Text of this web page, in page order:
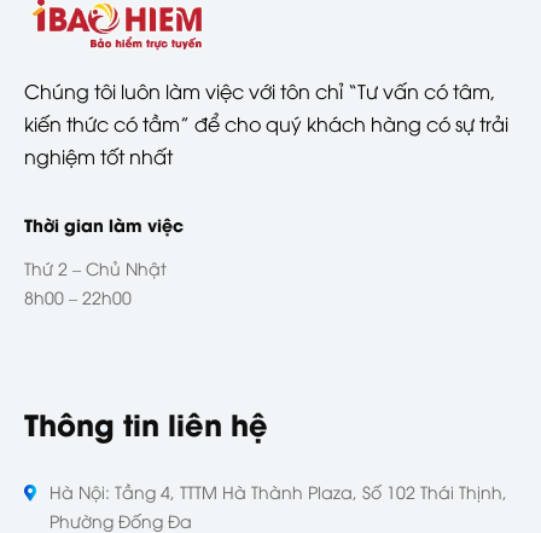
Chúng tôi luôn làm việc với tôn chỉ “Tư vấn có tâm,
kiến thức có tầm” để cho quý khách hàng có sự trải
nghiệm tốt nhất
Thời gian làm việc
Thứ 2 – Chủ Nhật
8h00 – 22h00
Thông tin liên hệ
Hà Nội: Tầng 4, TTTM Hà Thành Plaza, Số 102 Thái Thịnh,
Phường Đống Đa